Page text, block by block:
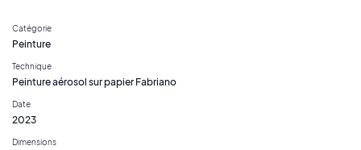
Catégorie
Peinture
Technique
Peinture aérosol sur papier Fabriano
Date
2023
Dimensions